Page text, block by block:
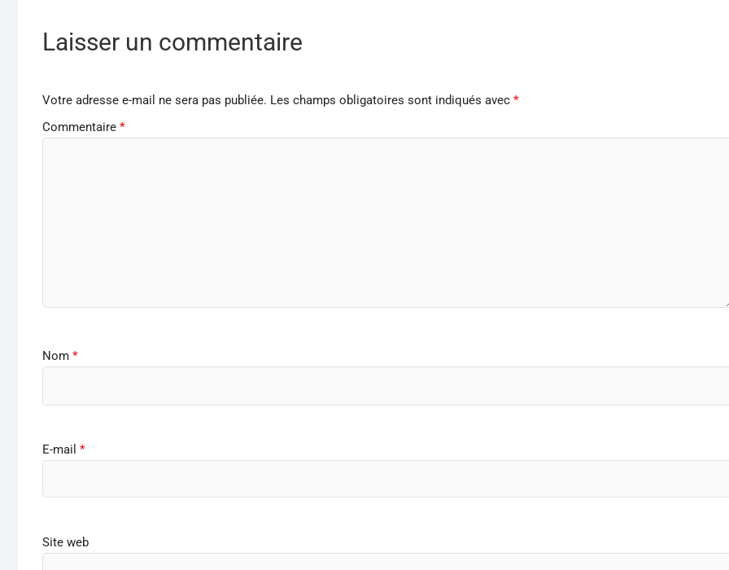
Laisser un commentaire
Votre adresse e-mail ne sera pas publiée. Les champs obligatoires sont indiqués avec *
Commentaire *
Nom *
E-mail *
Site web